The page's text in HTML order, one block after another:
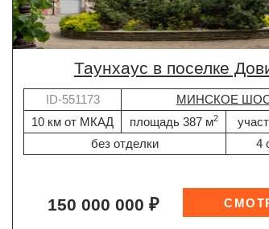
таунхаус в поселке
ID-551173
МИНСКОЕ
10 км от МКАД
площадь 387 м2
без отделки
4
150 000 000 ₽